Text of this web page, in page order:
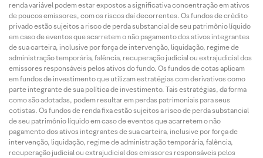
renda variável podem estar expostos a significativa concentração em ativos
de poucos emissores, com os riscos daí decorrentes. Os fundos de crédito
privado estão sujeitos a risco de perda substancial de seu patrimônio líquido
em caso de eventos que acarretem o não pagamento dos ativos integrantes
de sua carteira, inclusive por força de intervenção, liquidação, regime de
administração temporária, falência, recuperação judicial ou extrajudicial dos
emissores responsáveis pelos ativos do fundo. Os fundos de cotas aplicam
em fundos de investimento que utilizam estratégias com derivativos como
parte integrante de sua política de investimento. Tais estratégias, da forma
como são adotadas, podem resultar em perdas patrimoniais para seus
cotistas. Os fundos de renda fixa estão sujeitos a risco de perda substancial
de seu patrimônio líquido em caso de eventos que acarretem o não
pagamento dos ativos integrantes de sua carteira, inclusive por força de
intervenção, liquidação, regime de administração temporária, falência,
recuperação judicial ou extrajudicial dos emissores responsáveis pelos